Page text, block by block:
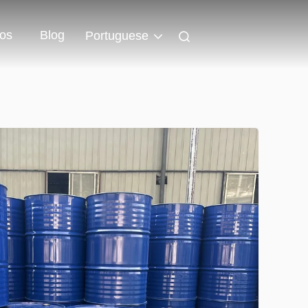
Blog Portuguese